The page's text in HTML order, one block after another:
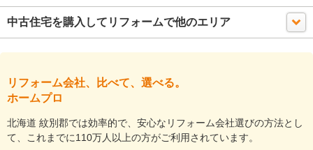
中古住宅を購入してリフォームで他のエリア
リフォーム会社、比べて、選べる。
ホームプロ
北海道 紋別郡では効率的で、安心なリフォーム会社選びの方法とし
て、これまでに110万人以上の方がご利用されています。